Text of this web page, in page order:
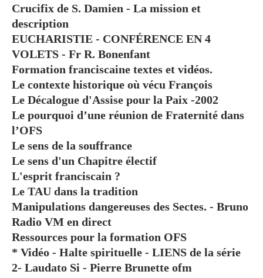
Crucifix de S. Damien - La mission et
description
EUCHARISTIE - CONFÉRENCE EN 4
VOLETS - Fr R. Bonenfant
Formation franciscaine textes et vidéos.
Le contexte historique où vécu François
Le Décalogue d'Assise pour la Paix -2002
Le pourquoi d’une réunion de Fraternité dans
l’OFS
Le sens de la souffrance
Le sens d'un Chapitre électif
L'esprit franciscain ?
Le TAU dans la tradition
Manipulations dangereuses des Sectes. - Bruno
Radio VM en direct
Ressources pour la formation OFS
* Vidéo - Halte spirituelle - LIENS de la série
2- Laudato Si - Pierre Brunette ofm